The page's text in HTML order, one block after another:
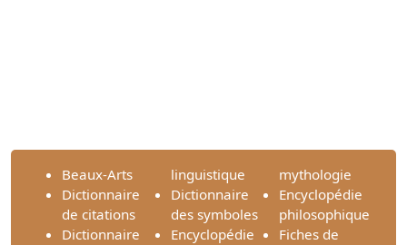
Beaux-Arts
Dictionnaire
de citations
Dictionnaire
linguistique
Dictionnaire
des symboles
Encyclopédie
mythologie
Encyclopédie
philosophique
Fiches de